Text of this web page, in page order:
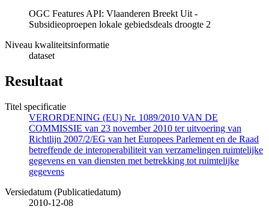
OGC Features API: Vlaanderen Breekt Uit -
Subsidieoproepen lokale gebiedsdeals droogte 2
Niveau kwaliteitsinformatie
dataset
Resultaat
Titel specificatie
VERORDENING (EU) Nr. 1089/2010 VAN DE
COMMISSIE van 23 november 2010 ter uitvoering van
Richtlijn 2007/2/EG van het Europees Parlement en de Raad
betreffende de interoperabiliteit van verzamelingen ruimtelijke
gegevens en van diensten met betrekking tot ruimtelijke
gegevens
Versiedatum (Publicatiedatum)
2010-12-08